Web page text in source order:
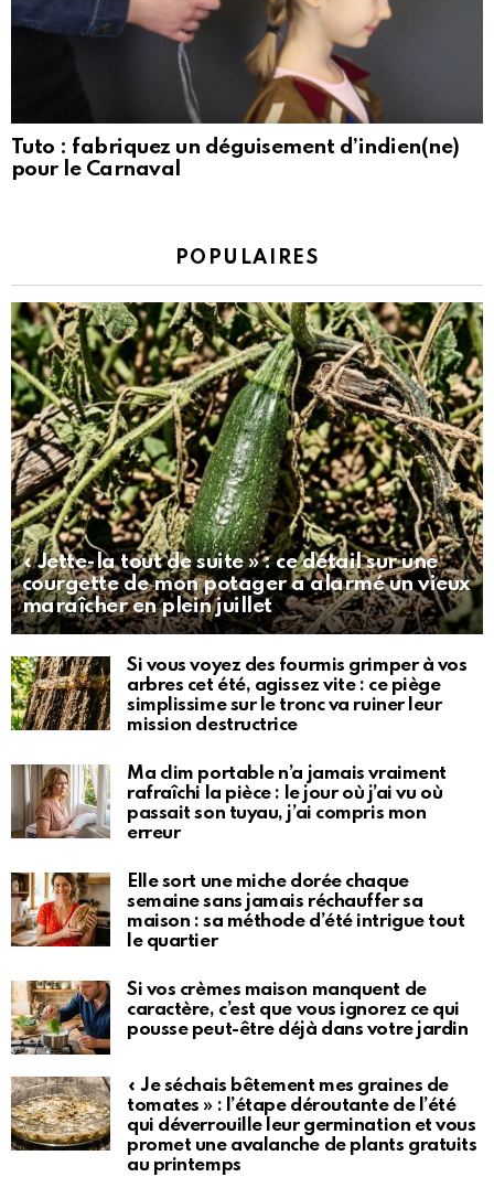
Tuto : fabriquez un déguisement d’indien(ne)
pour le Carnaval
POPULAIRES
« Jette-la tout de suite » : ce détail sur une
courgette de mon potager a alarmé un vieux
maraîcher en plein juillet
Si vous voyez des fourmis grimper à vos
arbres cet été, agissez vite : ce piège
simplissime sur le tronc va ruiner leur
mission destructrice
Ma clim portable n’a jamais vraiment
rafraîchi la pièce : le jour où j’ai vu où
passait son tuyau, j’ai compris mon
erreur
Elle sort une miche dorée chaque
semaine sans jamais réchauffer sa
maison : sa méthode d’été intrigue tout
le quartier
Si vos crèmes maison manquent de
caractère, c’est que vous ignorez ce qui
pousse peut-être déjà dans votre jardin
« Je séchais bêtement mes graines de
tomates » : l’étape déroutante de l’été
qui déverrouille leur germination et vous
promet une avalanche de plants gratuits
au printemps